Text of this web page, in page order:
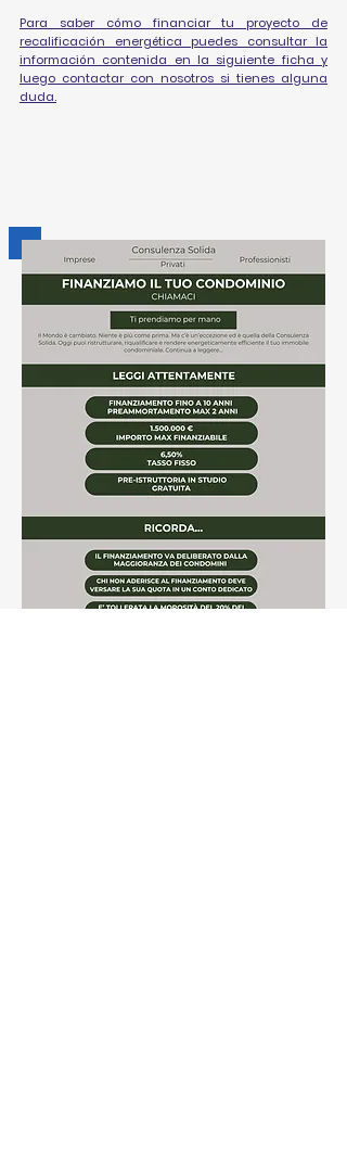
Para saber cómo financiar tu proyecto de
recalificación energética puedes consultar la
información contenida en la siguiente ficha y
luego contactar con nosotros si tienes alguna
duda.